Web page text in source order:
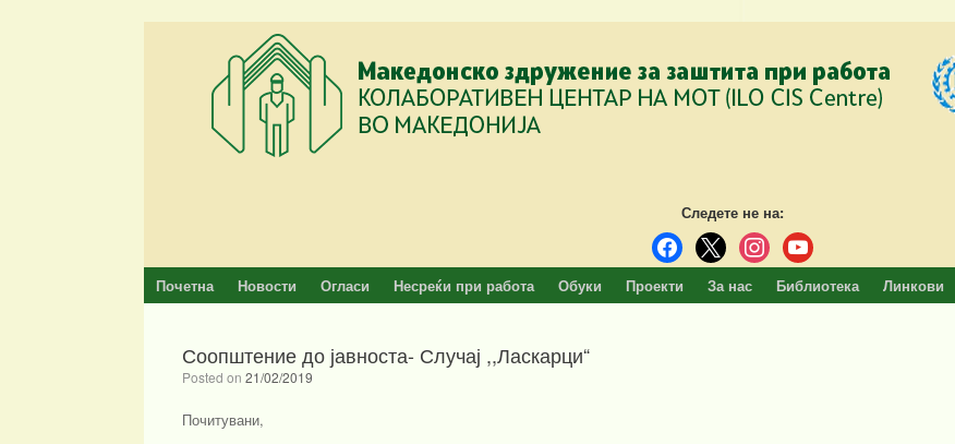
Следете не на:
facebook
x instagramyoutube
Почетна Новости Огласи Несреќи при работа Обуки Проекти За нас Библиотека Линкови
Соопштение до јавноста- Случај ,,Ласкарци“
Posted on 21/02/2019
Почитувани,